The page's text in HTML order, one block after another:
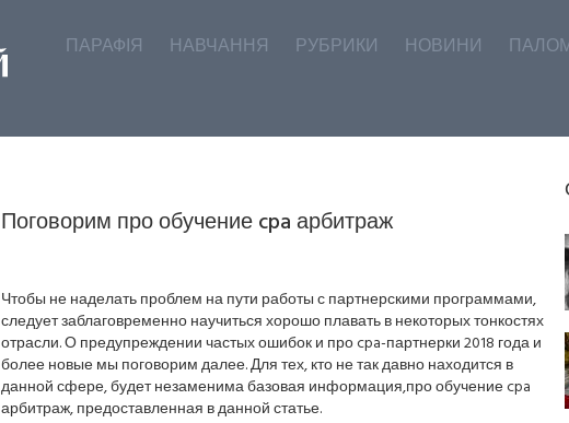
ПАРАФІЯ НАВЧАННЯ РУБРИКИ НОВИНИ
Поговорим про обучение cpa арбитраж
Чтобы не наделать проблем на пути работы с партнерскими программами,
следует заблаговременно научиться хорошо плавать в некоторых тонкостях
отрасли. О предупреждении частых ошибок и про cpa-партнерки 2018 года и
более новые мы поговорим далее. Для тех, кто не так давно находится в
данной сфере, будет незаменима базовая информация,про обучение cpa
арбитраж, предоставленная в данной статье.